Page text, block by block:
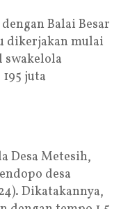
Balai Besar
dikerjakan mulai
swakelola
juta
Desa Metesih,
desa
Dikatakannya,